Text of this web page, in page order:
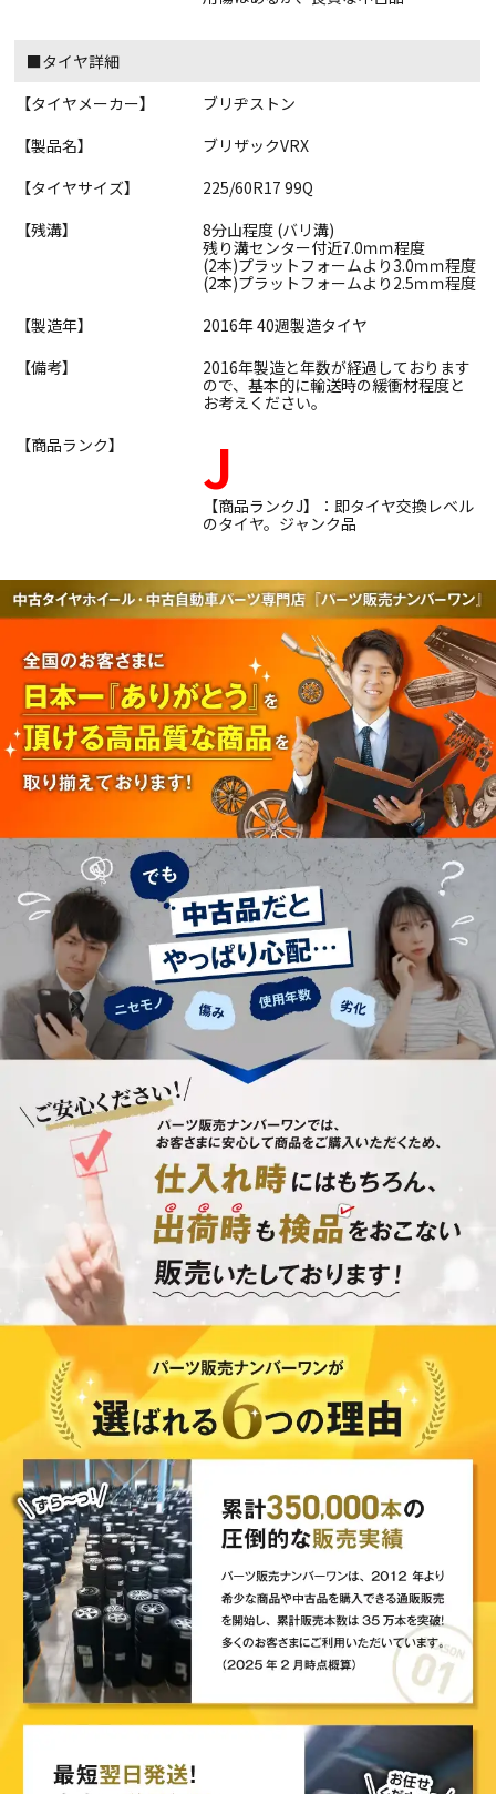
■タイヤ詳細
【タイヤメーカー】
ブリヂストン
【製品名】
ブリザックVRX
【タイヤサイズ】
225/60R17 99Q
【残溝】
8分山程度 (バリ溝)
残り溝センター付近7.0ｍｍ程度
(2本)プラットフォームより3.0ｍｍ程度
(2本)プラットフォームより2.5ｍｍ程度
【製造年】
2016年 40週製造タイヤ
【備考】
2016年製造と年数が経過しております
ので、基本的に輸送時の緩衝材程度と
お考えください。
【商品ランク】
J
【商品ランクJ】：即タイヤ交換レベル
のタイヤ。ジャンク品